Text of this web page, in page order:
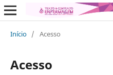
Início / Acesso
Acesso